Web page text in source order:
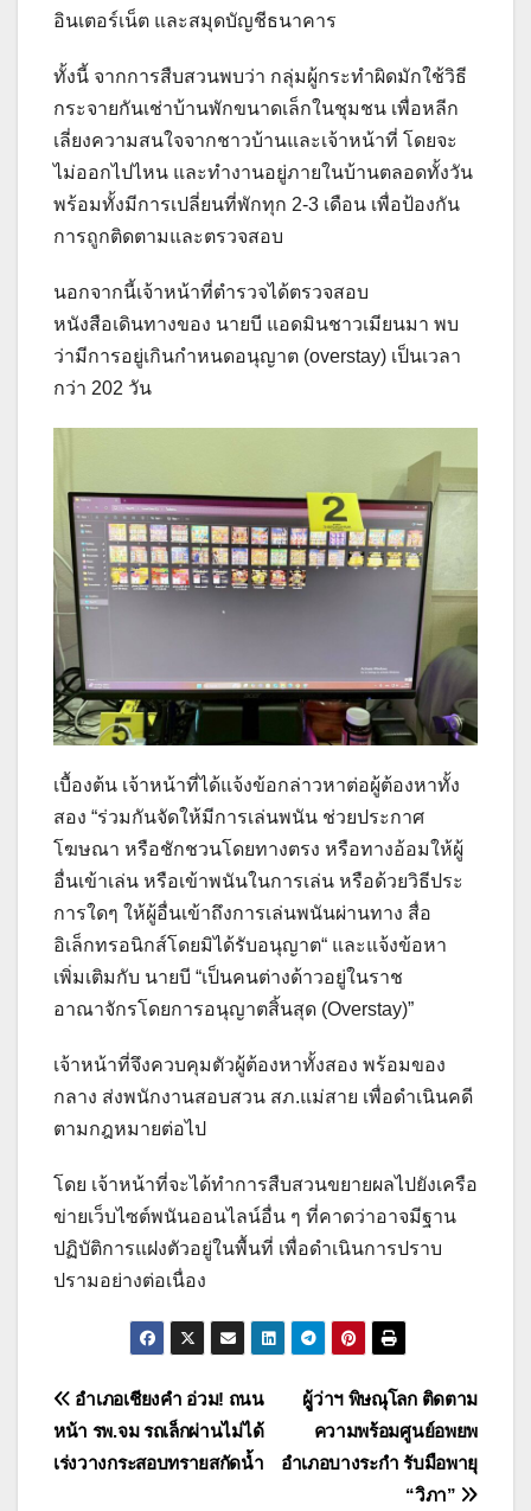
อินเตอร์เน็ต และสมุดบัญชีธนาคาร
ทั้งนี้ จากการสืบสวนพบว่า กลุ่มผู้กระทำผิดมักใช้วิธี
กระจายกันเช่าบ้านพักขนาดเล็กในชุมชน เพื่อหลีก
เลี่ยงความสนใจจากชาวบ้านและเจ้าหน้าที่ โดยจะ
ไม่ออกไปไหน และทำงานอยู่ภายในบ้านตลอดทั้งวัน
พร้อมทั้งมีการเปลี่ยนที่พักทุก 2-3 เดือน เพื่อป้องกัน
การถูกติดตามและตรวจสอบ
นอกจากนี้เจ้าหน้าที่ตำรวจได้ตรวจสอบ
หนังสือเดินทางของ นายบี แอดมินชาวเมียนมา พบ
ว่ามีการอยู่เกินกำหนดอนุญาต (overstay) เป็นเวลา
กว่า 202 วัน
เบื้องต้น เจ้าหน้าที่ได้แจ้งข้อกล่าวหาต่อผู้ต้องหาทั้ง
สอง “ร่วมกันจัดให้มีการเล่นพนัน ช่วยประกาศ
โฆษณา หรือชักชวนโดยทางตรง หรือทางอ้อมให้ผู้
อื่นเข้าเล่น หรือเข้าพนันในการเล่น หรือด้วยวิธีประ
การใดๆ ให้ผู้อื่นเข้าถึงการเล่นพนันผ่านทาง สื่อ
อิเล็กทรอนิกส์โดยมิได้รับอนุญาต“ และแจ้งข้อหา
เพิ่มเติมกับ นายบี “เป็นคนต่างด้าวอยู่ในราช
อาณาจักรโดยการอนุญาตสิ้นสุด (Overstay)”
เจ้าหน้าที่จึงควบคุมตัวผู้ต้องหาทั้งสอง พร้อมของ
กลาง ส่งพนักงานสอบสวน สภ.แม่สาย เพื่อดำเนินคดี
ตามกฎหมายต่อไป
โดย เจ้าหน้าที่จะได้ทำการสืบสวนขยายผลไปยังเครือ
ข่ายเว็บไซต์พนันออนไลน์อื่น ๆ ที่คาดว่าอาจมีฐาน
ปฏิบัติการแฝงตัวอยู่ในพื้นที่ เพื่อดำเนินการปราบ
ปรามอย่างต่อเนื่อง
แนะแนว
เรื่อง
ผูู้ว่าฯ พิษณุโลก ติดตาม
ความพร้อมศูนย์อพยพ
อำเภอบางระกำ รับมือพายุ
“วิภา”
อำเภอเชียงคำ อ่วม! ถนน
หน้า รพ.จม รถเล็กผ่านไม่ได้
เร่งวางกระสอบทรายสกัดน้ำ